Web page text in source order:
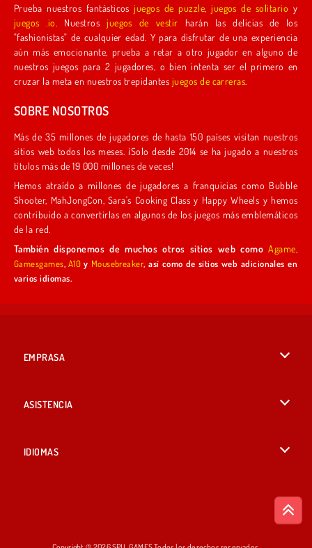
Prueba nuestros fantásticosjuegos de puzzle ,juegos de solitario y
juegos .io
. Nuestrosjuegos de vestir harán las delicias de los
"fashionistas" de cualquier edad. Y para disfrutar de una experiencia
aún más emocionante, prueba a retar a otro jugador en alguno de
nuestros juegos para 2 jugadores, o bien intenta ser el primero en
cruzar la meta en nuestros trepidantes juegos de carreras
SOBRE NOSOTROS
Más de 35 millones de jugadores de hasta 150 países visitan nuestros
sitios web todos los meses. ¡Solo desde 2014 se ha jugado a nuestros
títulos más de 19 000 millones de veces!
Hemos atraído a millones de jugadores a franquicias como Bubble
Shooter, MahJongCon, Sara's Cooking Class y Happy Wheels y hemos
contribuido a convertirlas en algunos de los juegos más emblemáticos
de la red.
También disponemos de muchos otros sitios web comoAgame
Gamesgames, A10 y Mousebreaker, así como de sitios web adicionales en
varios idiomas.
EMPRASA
ASISTENCIA
IDIOMAS